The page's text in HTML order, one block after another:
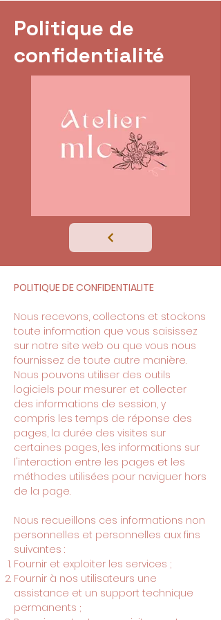
Politique de
confidentialité
POLITIQUE DE CONFIDENTIALITE
Nous recevons, collectons et stockons
toute information que vous saisissez
sur notre site web ou que vous nous
fournissez de toute autre manière.
Nous pouvons utiliser des outils
logiciels pour mesurer et collecter
des informations de session, y
compris les temps de réponse des
pages, la durée des visites sur
certaines pages, les informations sur
l'interaction entre les pages et les
méthodes utilisées pour naviguer hors
de la page.
Nous recueillons ces informations non
personnelles et personnelles aux fins
suivantes :
Fournir et exploiter les services ;
Fournir à nos utilisateurs une
assistance et un support technique
permanents ;